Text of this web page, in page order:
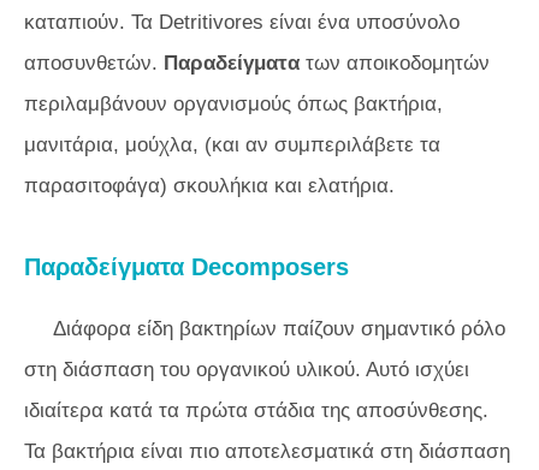
καταπιούν. Τα Detritivores είναι ένα υποσύνολο
αποσυνθετών. Παραδείγματα των αποικοδομητών
περιλαμβάνουν οργανισμούς όπως βακτήρια,
μανιτάρια, μούχλα, (και αν συμπεριλάβετε τα
παρασιτοφάγα) σκουλήκια και ελατήρια.
Παραδείγματα Decomposers
Διάφορα είδη βακτηρίων παίζουν σημαντικό ρόλο
στη διάσπαση του οργανικού υλικού. Αυτό ισχύει
ιδιαίτερα κατά τα πρώτα στάδια της αποσύνθεσης.
Τα βακτήρια είναι πιο αποτελεσματικά στη διάσπαση